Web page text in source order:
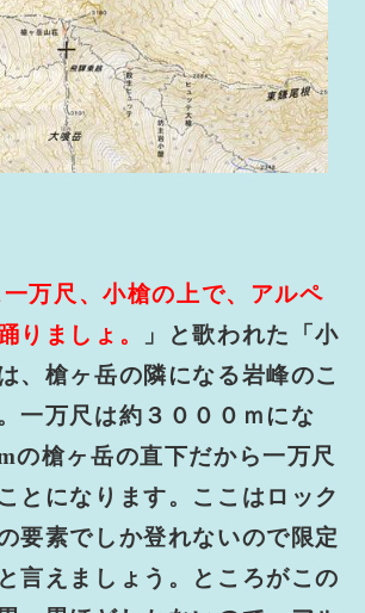
万尺、小槍の上で、アルペ
りましょ。
」と歌われた「小
、槍ヶ岳の隣になる岩峰のこ
一万尺は約３０００ｍにな
の槍ヶ岳の直下だから一万尺
とになります。ここはロック
要素でしか登れないので限定
言えましょう。ところがこの